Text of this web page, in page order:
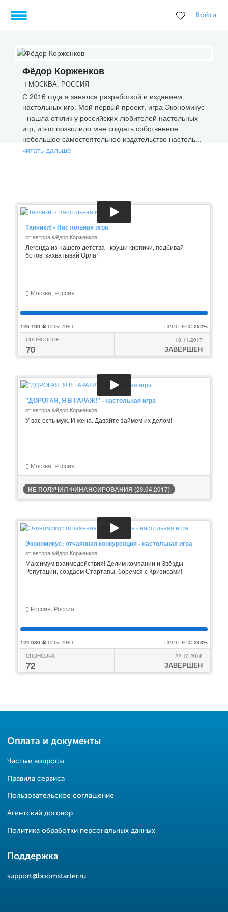
Войти
Фёдор Корженков
МОСКВА, РОССИЯ
С 2016 года я занялся разработкой и изданием
настольных игр. Мой первый проект, игра Экономикус
- нашла отклик у российских любителей настольных
игр, и это позволило мне создать собственное
небольшое самостоятельное издательство настоль...
читать дальше
Танчики! - Настольная игра
от автора Фёдор Корженков
Легенда из нашего детства - круши кирпичи, подбивай
ботов, захватывай Орла!
Москва, Россия
126 100 c СОБРАНО ПРОГРЕСС 252%
СПОНСОРОВ
70
18.11.2017
ЗАВЕРШЕН
"ДОРОГАЯ, Я В ГАРАЖ!" - настольная игра
от автора Фёдор Корженков
У вас есть муж. И жена. Давайте займем их делом!
Москва, Россия
НЕ ПОЛУЧИЛ ФИНАНСИРОВАНИЯ (23.04.2017)
Экономикус: отчаянная конкуренция - настольная игра
от автора Фёдор Корженков
Максимум взаимодействия! Делим компании и Звёзды
Репутации, создаём Стартапы, боремся с Кризисами!
Россия, Россия
124 080 c СОБРАНО ПРОГРЕСС 248%
СПОНСОРА
72
22.10.2016
ЗАВЕРШЕН
Оплата и документы
Частые вопросы
Правила сервиса
Пользовательское соглашение
Агентский договор
Политика обработки персональных данных
Поддержка
support@boomstarter.ru